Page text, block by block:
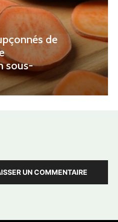
de
sous-
UN COMMENTAIRE